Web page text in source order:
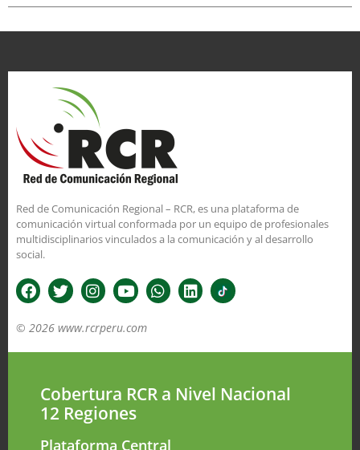
Red de Comunicación Regional – RCR, es una plataforma de
comunicación virtual conformada por un equipo de profesionales
multidisciplinarios vinculados a la comunicación y al desarrollo
social.
© 2026 www.rcrperu.com
Cobertura RCR a Nivel Nacional
12 Regiones
Plataforma Central